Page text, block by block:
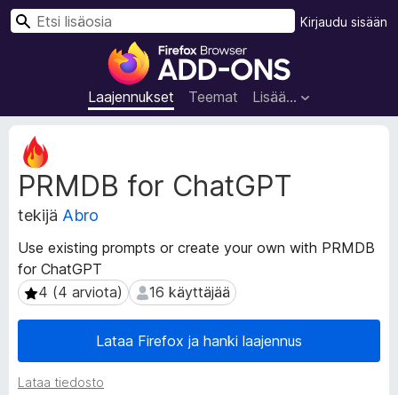
F
r
e
x
e
a
i
e
Laajennukset Teemat Lisää…
Kirjaudu sisään
H
PRMDB for ChatGPT
tekijä Abro
Use existing prompts or create your own with PRMDB
for ChatGPT
4 (4 arviota)
4 (4 arviota) 16 käyttäjää
16 käyttäjää
Lataa Firefox ja hanki laajennus
Lataa tiedosto
a
a
j
e
n
u
k
s
m
e